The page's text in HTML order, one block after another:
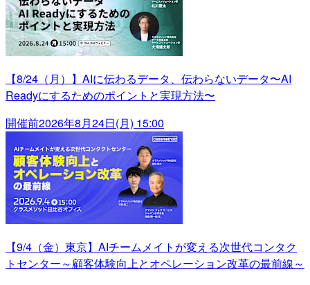
【8/24（月）】AIに伝わるデータ、伝わらないデータ〜AI
Readyにするためのポイントと実現方法〜
開催前2026年8月24日(月) 15:00
【9/4（金）東京】AIチームメイトが変える次世代コンタク
トセンター～顧客体験向上とオペレーション改革の最前線～